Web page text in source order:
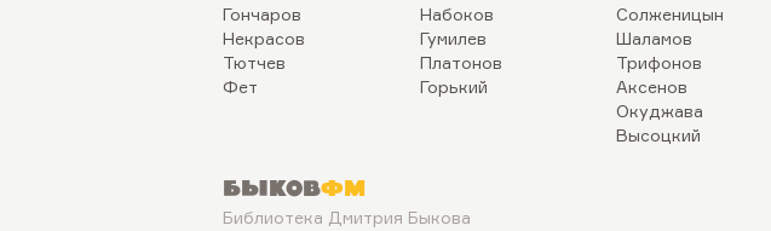
Гончаров
Некрасов
Тютчев
Фет
Набоков
Гумилев
Платонов
Горький
Солженицын
Шаламов
Трифонов
Аксенов
Окуджава
Высоцкий
БыковФМ
Библиотека Дмитрия Быкова